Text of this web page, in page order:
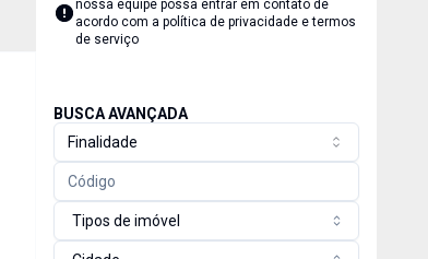
nossa equipe possa entrar em contato de
acordo com a política de privacidade e termos
de serviço
BUSCA AVANÇADA
Finalidade
Tipos de imóvel